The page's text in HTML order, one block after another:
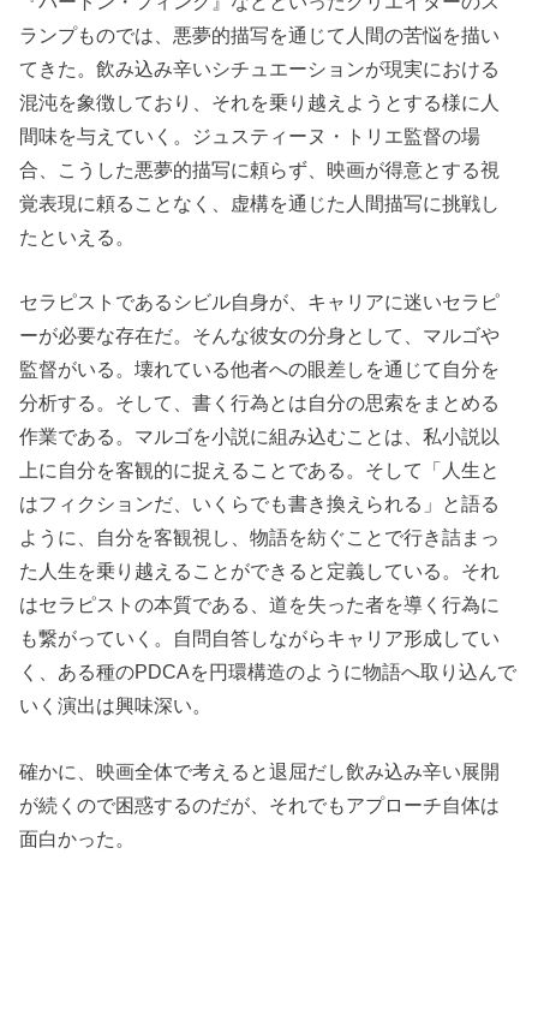
ランプものでは、悪夢的描写を通じて人間の苦悩を描い
てきた。飲み込み辛いシチュエーションが現実における
混沌を象徴しており、それを乗り越えようとする様に人
間味を与えていく。ジュスティーヌ・トリエ監督の場
合、こうした悪夢的描写に頼らず、映画が得意とする視
覚表現に頼ることなく、虚構を通じた人間描写に挑戦し
たといえる。
セラピストであるシビル自身が、キャリアに迷いセラピ
ーが必要な存在だ。そんな彼女の分身として、マルゴや
監督がいる。壊れている他者への眼差しを通じて自分を
分析する。そして、書く行為とは自分の思索をまとめる
作業である。マルゴを小説に組み込むことは、私小説以
上に自分を客観的に捉えることである。そして「人生と
はフィクションだ、いくらでも書き換えられる」と語る
ように、自分を客観視し、物語を紡ぐことで行き詰まっ
た人生を乗り越えることができると定義している。それ
はセラピストの本質である、道を失った者を導く行為に
も繋がっていく。自問自答しながらキャリア形成してい
く、ある種のPDCAを円環構造のように物語へ取り込んで
いく演出は興味深い。
確かに、映画全体で考えると退屈だし飲み込み辛い展開
が続くので困惑するのだが、それでもアプローチ自体は
面白かった。